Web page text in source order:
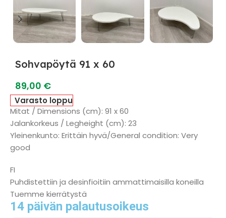
Sohvapöytä 91 x 60
89,00 €
Varasto loppu
Mitat / Dimensions (cm): 91 x 60
Jalankorkeus / Legheight (cm): 23
Yleinenkunto: Erittäin hyvä/General condition: Very
good
FI
Puhdistettiin ja desinfioitiin ammattimaisilla koneilla
Tuemme kierrätystä
14 päivän palautusoikeus